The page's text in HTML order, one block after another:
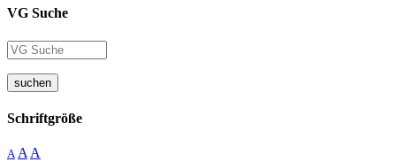
VG Suche
suchen
Schriftgröße
A A A